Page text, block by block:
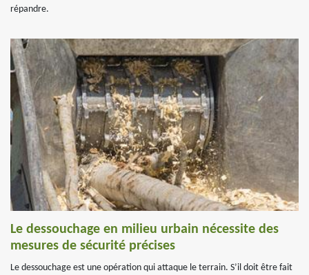
répandre.
Le dessouchage en milieu urbain nécessite des
mesures de sécurité précises
Le dessouchage est une opération qui attaque le terrain. S’il doit être fait